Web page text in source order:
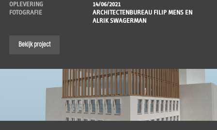
OPLEVERING
14/06/2021
FOTOGRAFIE
ARCHITECTENBUREAU FILIP MENS EN
ALRIK SWAGERMAN
Bekijk project